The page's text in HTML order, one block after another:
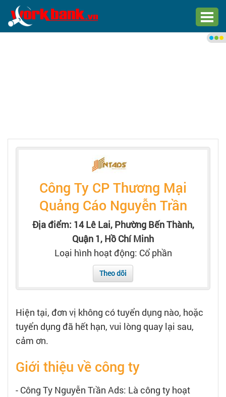
Trang chủ
Tìm việc làm
Tạo hồ sơ
Cẩm nang việc làm
Bạn cần tuyển người
Nhà tuyển dụng
Công Ty CP Thương Mại
Quảng Cáo Nguyễn Trần
Địa điểm: 14 Lê Lai, Phường Bến Thành,
Quận 1, Hồ Chí Minh
Loại hình hoạt động: Cổ phần
Theo dõi
Hiện tại, đơn vị không có tuyển dụng nào, hoặc
tuyển dụng đã hết hạn, vui lòng quay lại sau,
cảm ơn.
Giới thiệu về công ty
- Công Ty Nguyễn Trần Ads: Là công ty hoạt